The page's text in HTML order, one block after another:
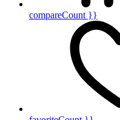
compareCount }}